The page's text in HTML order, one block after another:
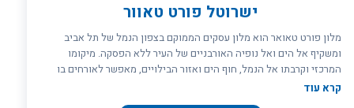
ישרוטל פורט טאוור
מלון פורט טאואר הוא מלון עסקים הממוקם בצפון הנמל של תל אביב
ומשקיף אל הים ואל נופיה האורבניים של העיר ללא הפסקה. מיקומו
המרכזי וקרבתו אל הנמל, חוף הים ואזור הבילויים, מאפשר לאורחים בו
תנועה קלה אל המסעדות, הברים ומרכזי העניין המסחריים בתוך העיר
קרא עוד